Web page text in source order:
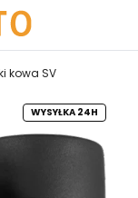
kowa SV
WYSYŁKA 24H